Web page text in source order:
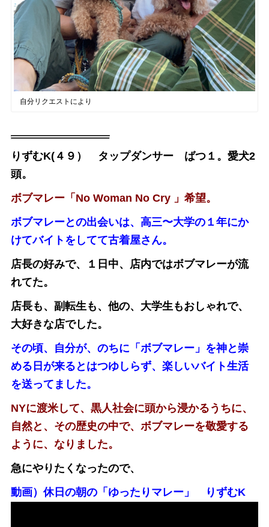
自分リクエストにより
りずむK(４９） タップダンサー ばつ１。愛犬2
頭。
ボブマレー「No Woman No Cry 」希望。
ボブマレーとの出会いは、高三〜大学の１年にか
けてバイトをしてて古着屋さん。
店長の好みで、１日中、店内ではボブマレーが流
れてた。
店長も、副転生も、他の、大学生もおしゃれで、
大好きな店でした。
その頃、自分が、のちに「ボブマレー」を神と崇
める日が来るとはつゆしらず、楽しいバイト生活
を送ってました。
NYに渡米して、黒人社会に頭から浸かるうちに、
自然と、その歴史の中で、ボブマレーを敬愛する
ように、なりました。
急にやりたくなったので、
動画）休日の朝の「ゆったりマレー」 りずむK